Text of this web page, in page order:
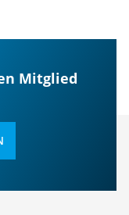
Mitglied